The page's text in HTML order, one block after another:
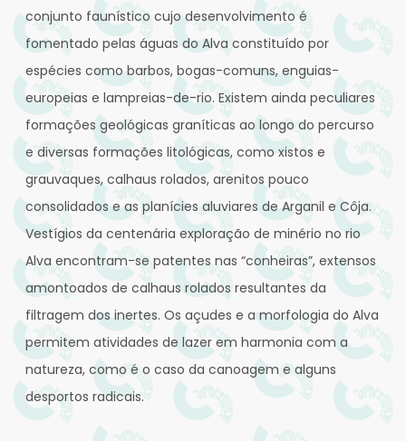
conjunto faunístico cujo desenvolvimento é
fomentado pelas águas do Alva constituído por
espécies como barbos, bogas-comuns, enguias-
europeias e lampreias-de-rio. Existem ainda peculiares
formações geológicas graníticas ao longo do percurso
e diversas formações litológicas, como xistos e
grauvaques, calhaus rolados, arenitos pouco
consolidados e as planícies aluviares de Arganil e Côja.
Vestígios da centenária exploração de minério no rio
Alva encontram-se patentes nas “conheiras”, extensos
amontoados de calhaus rolados resultantes da
filtragem dos inertes. Os açudes e a morfologia do Alva
permitem atividades de lazer em harmonia com a
natureza, como é o caso da canoagem e alguns
desportos radicais.